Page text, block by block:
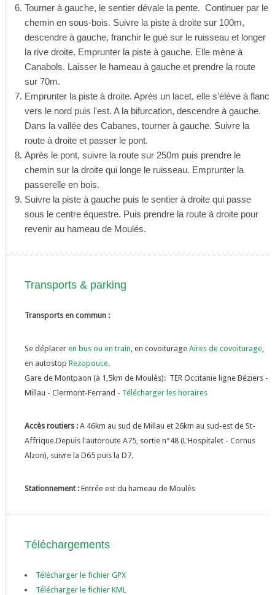
Tourner à gauche, le sentier dévale la pente. Continuer par le
chemin en sous-bois. Suivre la piste à droite sur 100m,
descendre à gauche, franchir le gué sur le ruisseau et longer
la rive droite. Emprunter la piste à gauche. Elle mène à
Canabols. Laisser le hameau à gauche et prendre la route
sur 70m.
Emprunter la piste à droite. Après un lacet, elle s'élève à flanc
vers le nord puis l'est. A la bifurcation, descendre à gauche.
Dans la vallée des Cabanes, tourner à gauche. Suivre la
route à droite et passer le pont.
Après le pont, suivre la route sur 250m puis prendre le
chemin sur la droite qui longe le ruisseau. Emprunter la
passerelle en bois.
Suivre la piste à gauche puis le sentier à droite qui passe
sous le centre équestre. Puis prendre la route à droite pour
revenir au hameau de Moulés.
Transports & parking
Transports en commun :
Se déplacer en bus ou en train, en covoiturage Aires de covoiturage,
en autostop Rezopouce.
Gare de Montpaon (à 1,5km de Moulès): TER Occitanie ligne Béziers -
Millau - Clermont-Ferrand - Télécharger les horaires
Accès routiers : A 46km au sud de Millau et 26km au sud-est de St-
Affrique.Depuis l'autoroute A75, sortie n°48 (L'Hospitalet - Cornus
Alzon), suivre la D65 puis la D7.
Stationnement : Entrée est du hameau de Moulès
Téléchargements
Télécharger le fichier GPX
Télécharger le fichier KML